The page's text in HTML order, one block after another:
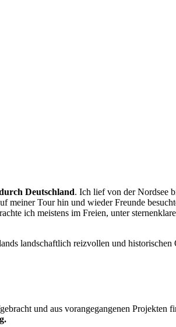
Deutschland. Ich lief von der Nordsee
meiner Tour hin und wieder Freunde
ich meistens im Freien, unter
landschaftlich reizvollen und historischen
und aus vorangegangenen Projekten